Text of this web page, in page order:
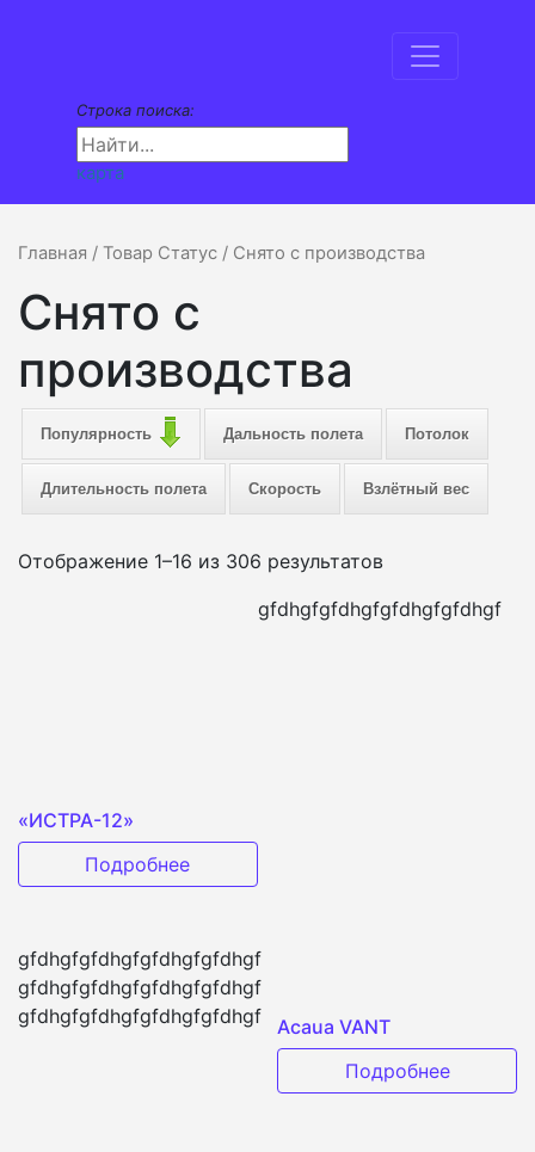
Строка поиска:
карта
Главная / Товар Статус / Снято с производства
Снято с
производства
Популярность Дальность полета Потолок
Длительность полета Скорость Взлётный вес
Отображение 1–16 из 306 результатов
«ИСТРА-12»
Подробнее
gfdhgf
Acaua VANT
Подробнее
gfdhgfgfdhgfgfdhgf
gfdhgfgfdhgfgfdhgfgfdhgf
gfdhgfgfdhgfgfdhgfgfdhgf
gfdhgfgfdhgfgfdhgfgfdhgf